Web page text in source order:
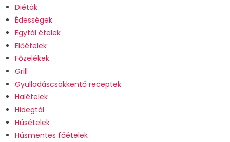
Diéták
Édességek
Egytál ételek
Előételek
Főzelékek
Grill
Gyulladáscsökkentő receptek
Halételek
Hidegtál
Húsételek
Húsmentes főételek